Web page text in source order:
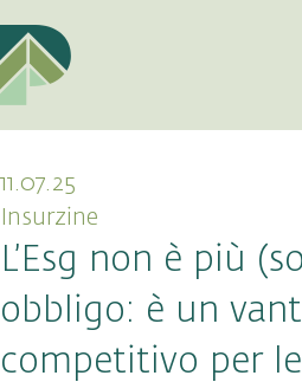
11.07.25
Insurzine
L’Esg non è più
obbligo: è un
competitivo per